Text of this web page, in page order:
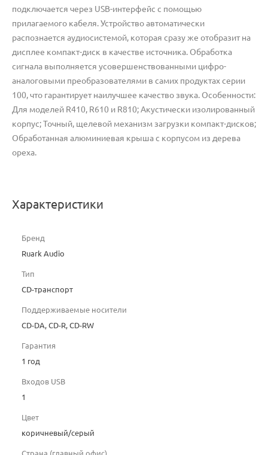
подключается через USB-интерфейс с помощью
прилагаемого кабеля. Устройство автоматически
распознается аудиосистемой, которая сразу же отобразит на
дисплее компакт-диск в качестве источника. Обработка
сигнала выполняется усовершенствованными цифро-
аналоговыми преобразователями в самих продуктах серии
100, что гарантирует наилучшее качество звука. Особенности:
Для моделей R410, R610 и R810; Акустически изолированный
корпус; Точный, щелевой механизм загрузки компакт-дисков;
Обработанная алюминиевая крыша с корпусом из дерева
ореха.
Характеристики
Бренд
Ruark Audio
Тип
CD-транспорт
Поддерживаемые носители
CD-DA, CD-R, CD-RW
Гарантия
1 год
Входов USB
1
Цвет
коричневый/серый
Страна (главный офис)